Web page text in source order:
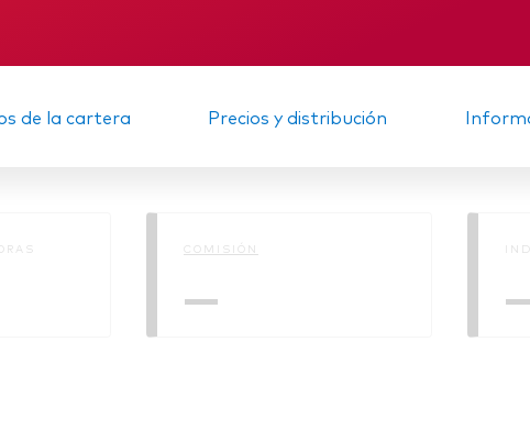
de la cartera Precios y distribución
COMISIÓN
—